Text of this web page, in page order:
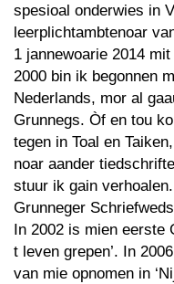
spesioal onderwies in
leerplichtambtenoar
1 jannewoarie 2014
2000 bin ik begonnen
Nederlands, mor al
Grunnegs. Òf en tou
tegen in Toal en
noar aander
stuur ik gain
Grunneger
In 2002 is mien eerste
t leven grepen’. In
van mie opnomen in